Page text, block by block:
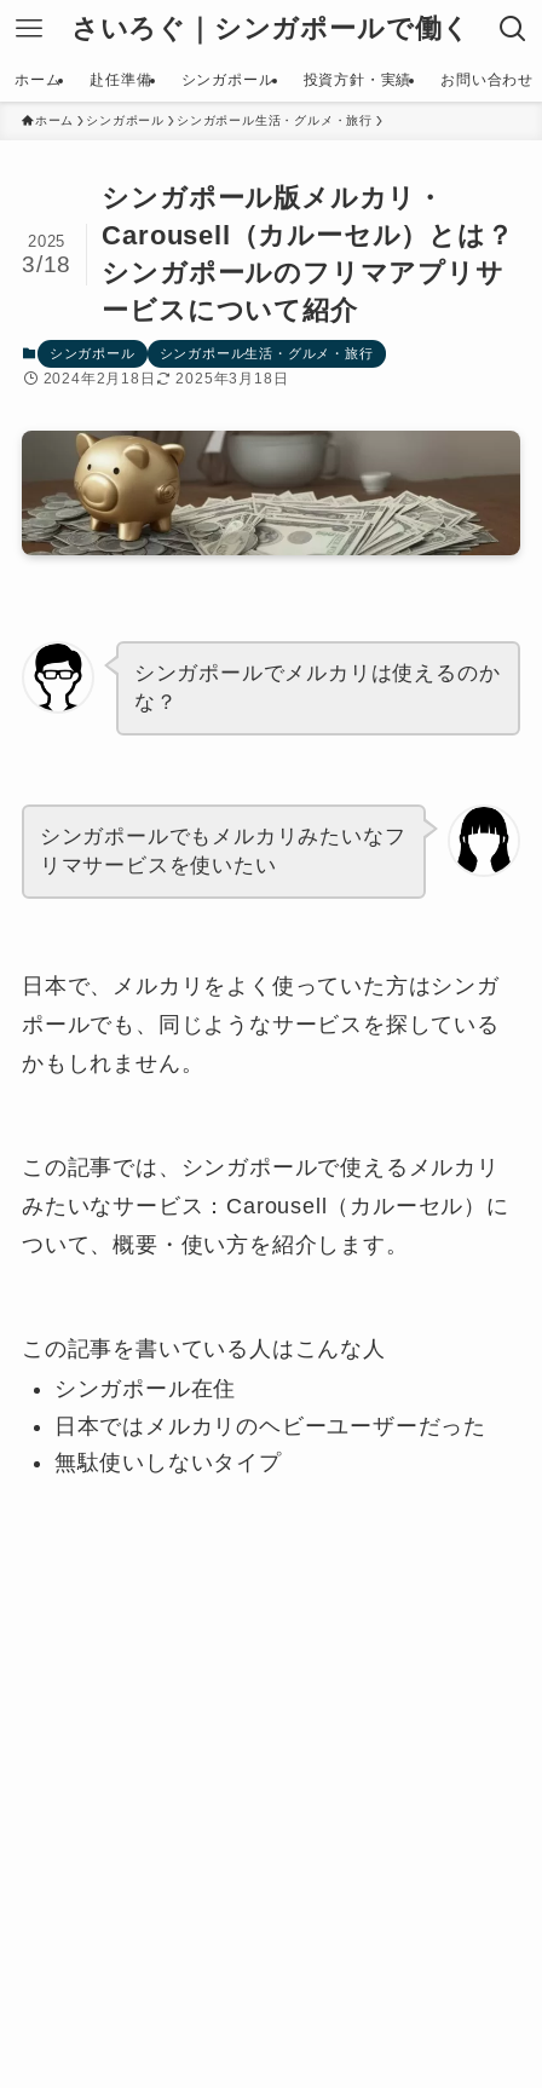
さいろぐ｜シンガポールで働く
ホーム 赴任準備 シンガポール 投資方針・実績 お問い合わせ
ホーム シンガポール シンガポール生活・グルメ・旅行
シンガポール版メルカリ・
Carousell（カルーセル）とは？
シンガポールのフリマアプリサ
ービスについて紹介
2025
3/18
シンガポール シンガポール生活・グルメ・旅行
2024年2月18日 2025年3月18日
シンガポールでメルカリは使えるのか
な？
シンガポールでもメルカリみたいなフ
リマサービスを使いたい
日本で、メルカリをよく使っていた方はシンガ
ポールでも、同じようなサービスを探している
かもしれません。
この記事では、シンガポールで使えるメルカリ
みたいなサービス：Carousell（カルーセル）に
ついて、概要・使い方を紹介します。
この記事を書いている人はこんな人
シンガポール在住
日本ではメルカリのヘビーユーザーだった
無駄使いしないタイプ